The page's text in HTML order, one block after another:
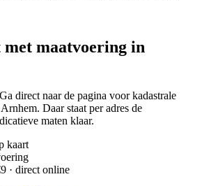
maatvoering in
direct naar de pagina voor kadastrale
Daar staat per adres de
maten klaar.
kaart
· direct online